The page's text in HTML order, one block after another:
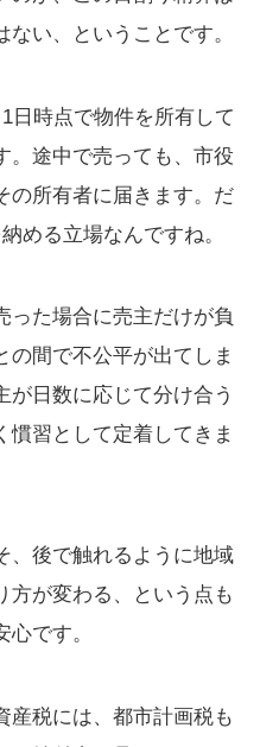
い、ということです。
日時点で物件を所有して
。途中で売っても、市役
の所有者に届きます。だ
める立場なんですね。
った場合に売主だけが負
の間で不公平が出てしま
が日数に応じて分け合う
慣習として定着してきま
、後で触れるように地域
方が変わる、という点も
です。
産税には、都市計画税も